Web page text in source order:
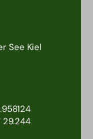
See Kiel
29.244